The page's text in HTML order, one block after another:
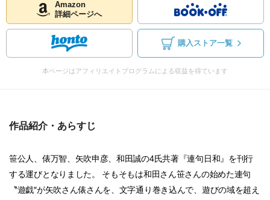
Amazon
詳細ページへ
購入ストア一覧
本ページはアフィリエイトプログラムによる収益を得ています
作品紹介・あらすじ
笹公人、俵万智、矢吹申彦、和田誠の4氏共著『連句日和』を刊行
する運びとなりました。 そもそもは和田さん笹さんの始めた連句
〝遊戯″が矢吹さん俵さんを、文字通り巻き込んで、遊びの域を超え